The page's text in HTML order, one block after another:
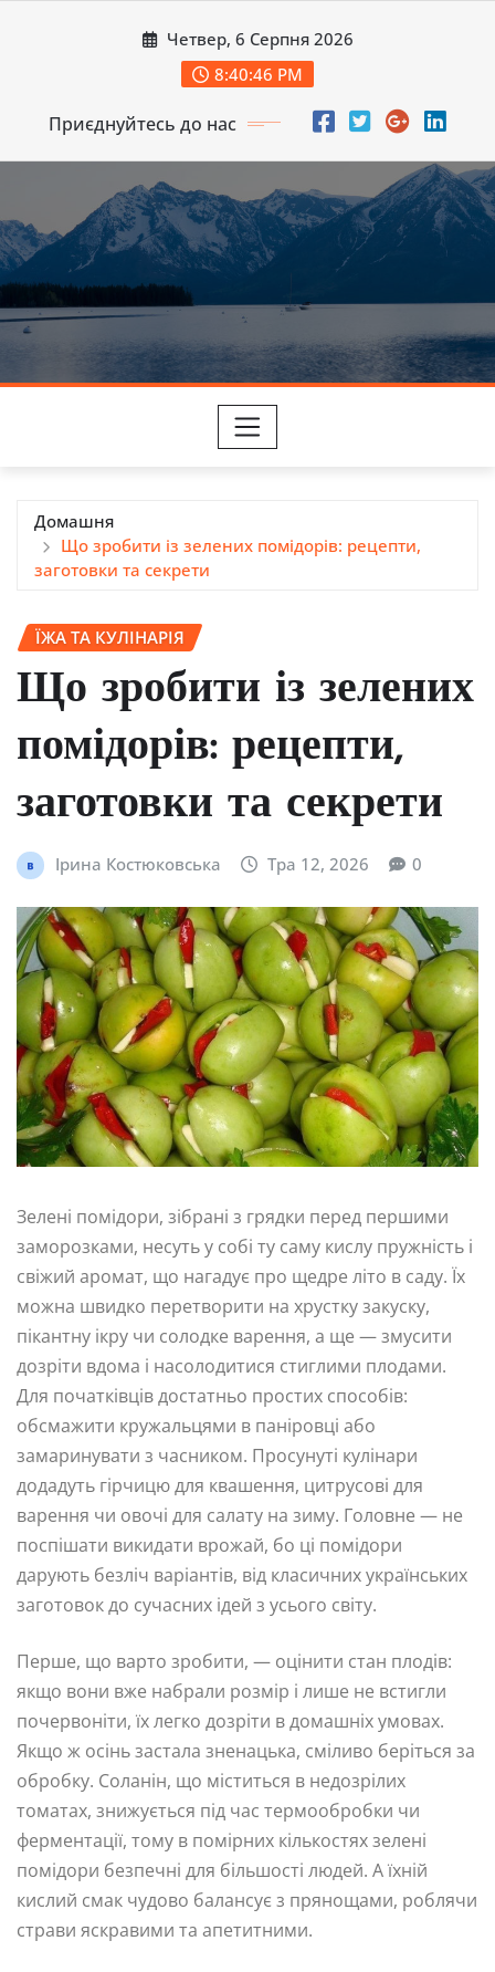
Четвер, 6 Серпня 2026
8:40:47 PM
Приєднуйтесь до нас
Домашня
Що зробити із зелених помідорів: рецепти,
заготовки та секрети
ЇЖА ТА КУЛІНАРІЯ
Що зробити із зелених
помідорів: рецепти,
заготовки та секрети
Ірина Костюковська Тра 12, 2026 0
Зелені помідори, зібрані з грядки перед першими
заморозками, несуть у собі ту саму кислу пружність і
свіжий аромат, що нагадує про щедре літо в саду. Їх
можна швидко перетворити на хрустку закуску,
пікантну ікру чи солодке варення, а ще — змусити
дозріти вдома і насолодитися стиглими плодами.
Для початківців достатньо простих способів:
обсмажити кружальцями в паніровці або
замаринувати з часником. Просунуті кулінари
додадуть гірчицю для квашення, цитрусові для
варення чи овочі для салату на зиму. Головне — не
поспішати викидати врожай, бо ці помідори
дарують безліч варіантів, від класичних українських
заготовок до сучасних ідей з усього світу.
Перше, що варто зробити, — оцінити стан плодів:
якщо вони вже набрали розмір і лише не встигли
почервоніти, їх легко дозріти в домашніх умовах.
Якщо ж осінь застала зненацька, сміливо беріться за
обробку. Соланін, що міститься в недозрілих
томатах, знижується під час термообробки чи
ферментації, тому в помірних кількостях зелені
помідори безпечні для більшості людей. А їхній
кислий смак чудово балансує з прянощами, роблячи
страви яскравими та апетитними.